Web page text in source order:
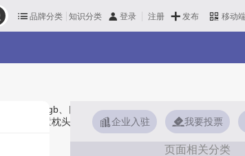
品牌分类 知识分类 登录 注册 发布 移动
、好孩子gb、良良、梦洁宝贝M-JBABY、罗莱儿童
子的儿童枕头好？您可以多比较，选择自己满意的！儿
企业入驻 我要投票
页面相关分类